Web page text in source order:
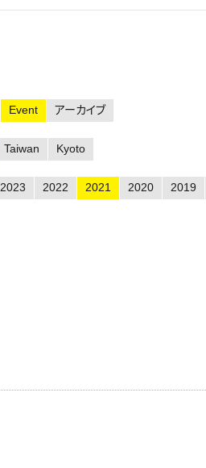
Event アーカイブ
Taiwan Kyoto
2023 2022 2021 2020 2019